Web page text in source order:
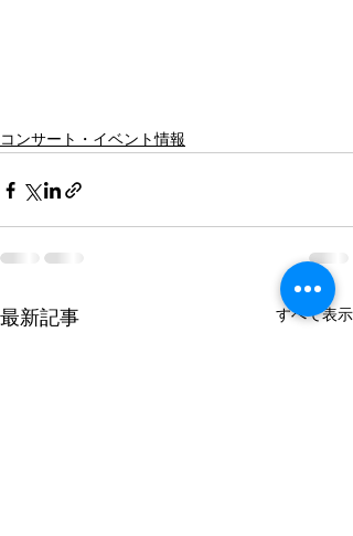
コンサート・イベント情報
最新記事 すべて表示